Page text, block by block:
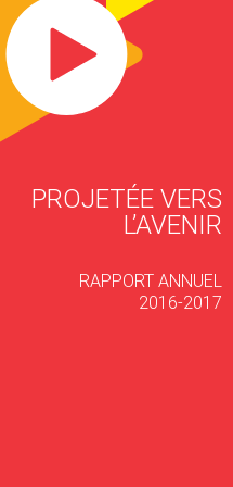
PROJETÉE VERS
L’AVENIR
RAPPORT ANNUEL
2016-2017